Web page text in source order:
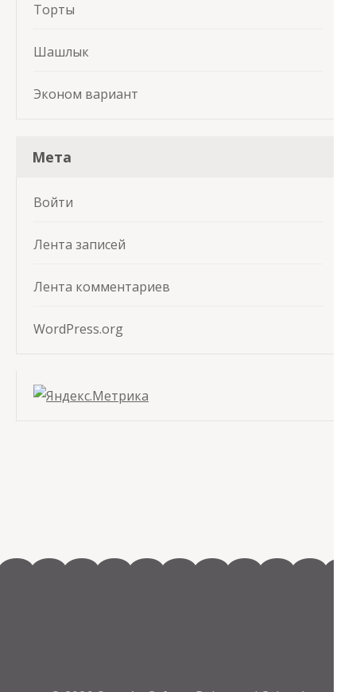
Торты
Шашлык
Эконом вариант
Мета
Войти
Лента записей
Лента комментариев
WordPress.org